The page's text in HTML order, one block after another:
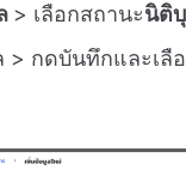
> เลือกสถานะนิติ
> กดบันทึกและเลื